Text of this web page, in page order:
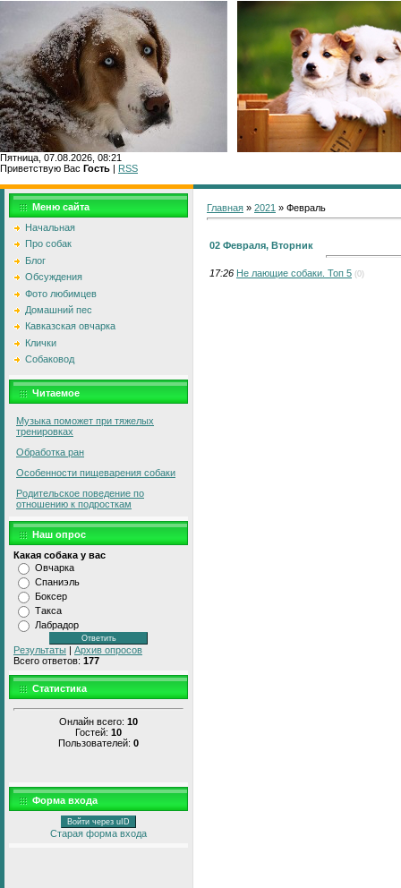
Пятница, 07.08.2026, 08:21
Приветствую Вас Гость | RSS
Меню сайта
Начальная
Про собак
Блог
Обсуждения
Фото любимцев
Домашний пес
Кавказская овчарка
Клички
Собаковод
Читаемое
Музыка поможет при тяжелых
тренировках
Обработка ран
Особенности пищеварения собаки
Родительское поведение по
отношению к подросткам
Наш опрос
Какая собака у вас
Овчарка
Спаниэль
Боксер
Такса
Лабрадор
Результаты | Архив опросов
Всего ответов: 177
Статистика
Онлайн всего: 10
Гостей: 10
Пользователей: 0
Форма входа
Войти через uID
Старая форма входа
Главная » 2021 » Февраль
02 Февраля, Вторник
17:26 Не лающие собаки. Топ 5 (0)